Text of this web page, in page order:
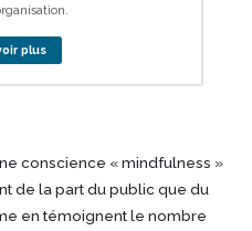
plus
conscience « mindfulness »
de la part du public que du
en témoignent le nombre